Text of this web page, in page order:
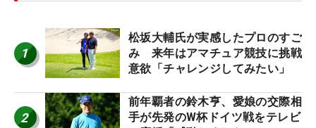
1
松坂大輔氏が実感したプロのすご
み 来年はアマチュア競技に挑戦
意欲「チャレンジしてみたい」
2
前年覇者の鈴木亨、愛娘の交際相
手が先発のW杯ドイツ戦をテレビ